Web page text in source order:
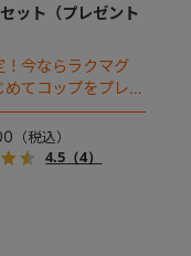
ット（プレゼント
！今ならラクマグ
めてコップをプレゼ
4.5 （4）